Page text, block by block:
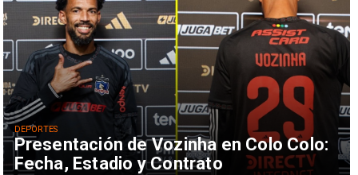
Presentación de Vozinha en Colo Colo:
Fecha, Estadio y Contrato
DEPORTES